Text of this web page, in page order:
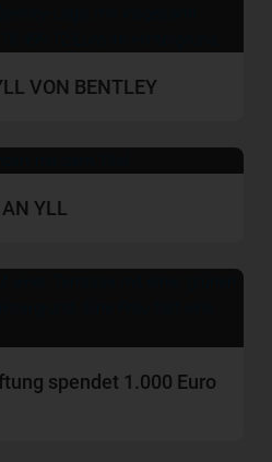
VON BENTLEY
YLL
spendet 1.000 Euro